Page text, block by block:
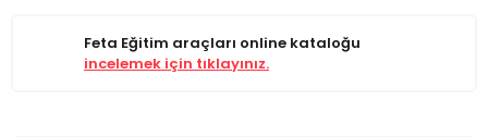
Feta Eğitim araçları online kataloğu
incelemek için tıklayınız.